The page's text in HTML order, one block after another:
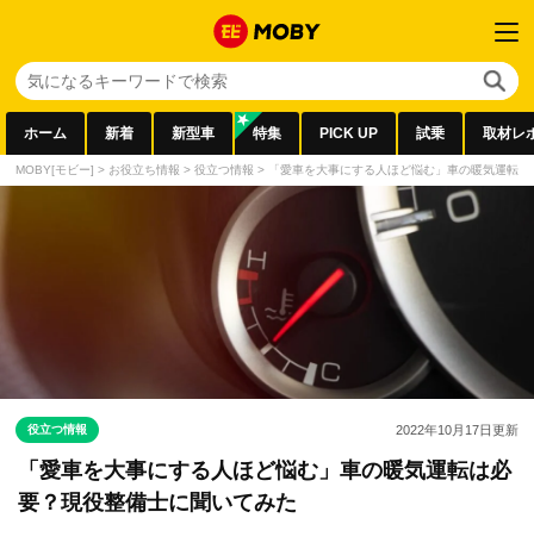
ホーム 新着 新型車 特集 PICK UP 試乗 取材レ
MOBY[モビー] > お役立ち情報 > 役立つ情報 > 「愛車を大事にする人ほど悩む」車の暖気運転
役立つ情報 2022年10月17日更新
「愛車を大事にする人ほど悩む」車の暖気運転は必
要？現役整備士に聞いてみた